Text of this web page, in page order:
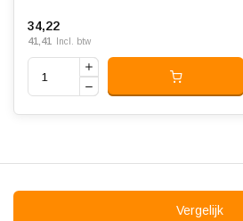
34,22
41,41 Incl. btw
Vergelijk